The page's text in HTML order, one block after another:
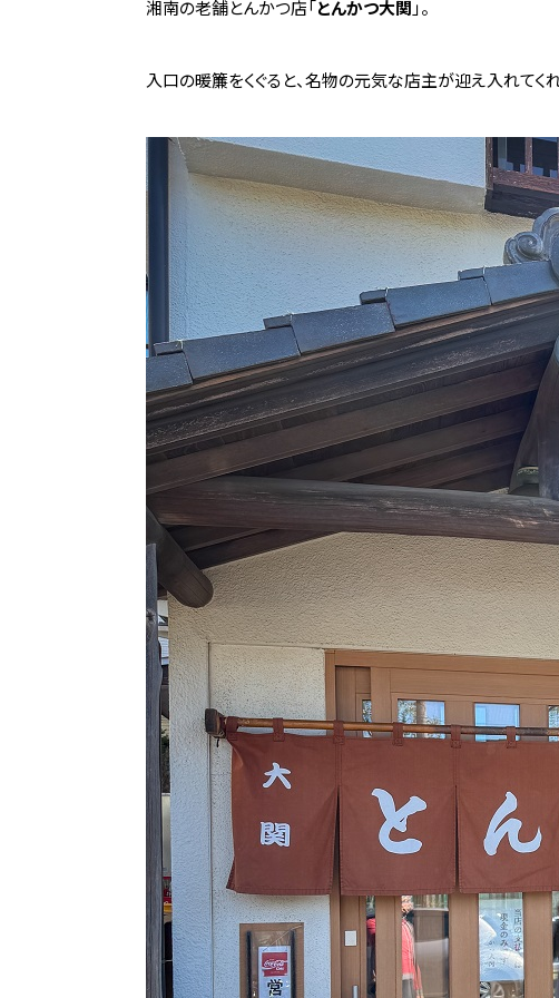
湘南の老舗とんかつ店「とんかつ大関 」。
入口の暖簾をくぐると、名物の元気な店主が迎え入れてく